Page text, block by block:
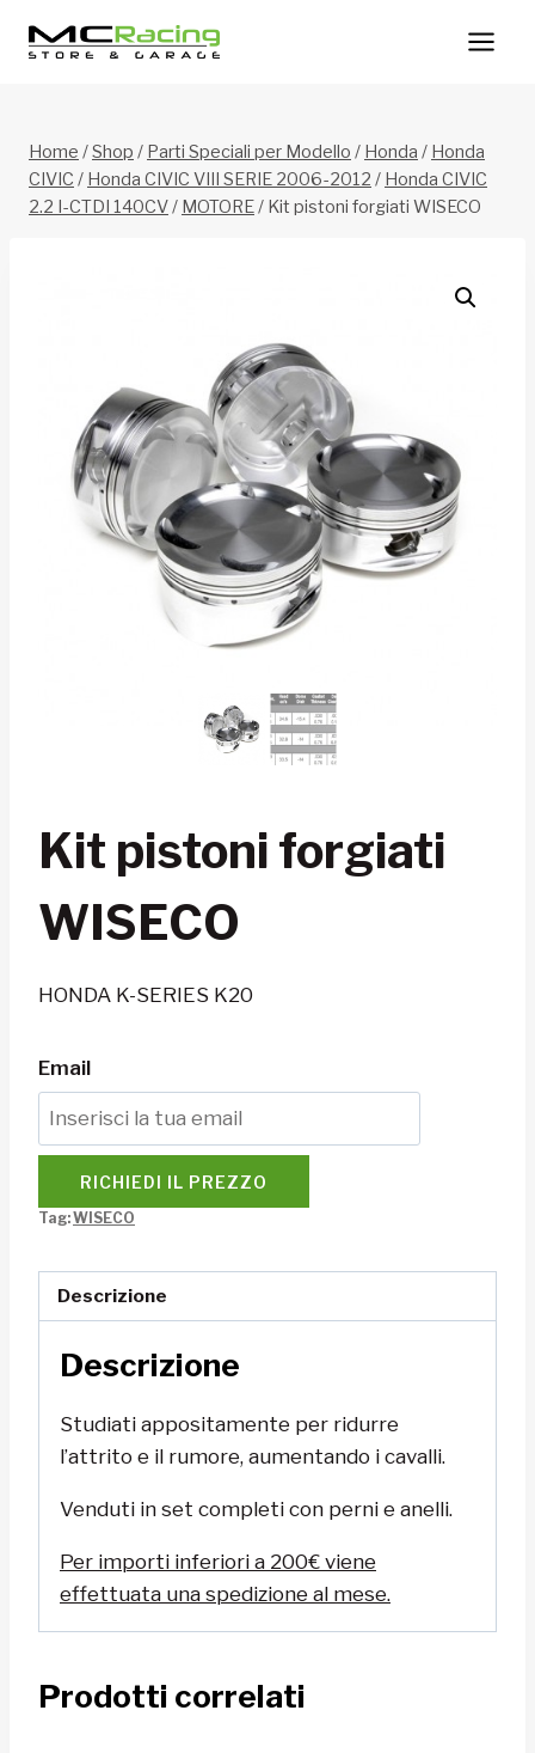
Home /Shop / Parti Speciali per Modello / Honda / Honda
CIVIC / Honda CIVIC VIII SERIE 2006-2012 / Honda CIVIC
2.2 I-CTDI 140CV/ MOTORE/ Kit pistoni forgiati WISECO
Kit pistoni forgiati
WISECO
HONDA K-SERIES K20
Email
RICHIEDI IL PREZZO
Tag:WISECO
Descrizione
Descrizione
Studiati appositamente per ridurre
l’attrito e il rumore, aumentando i cavalli.
Venduti in set completi con perni e anelli.
Per importi inferiori a 200€ viene
effettuata una spedizione al mese.
Prodotti correlati